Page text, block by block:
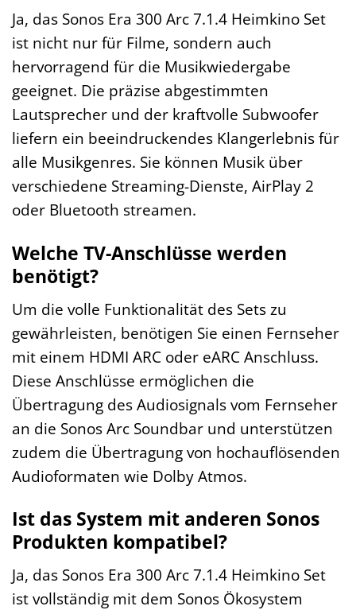
Ja, das Sonos Era 300 Arc 7.1.4 Heimkino Set
ist nicht nur für Filme, sondern auch
hervorragend für die Musikwiedergabe
geeignet. Die präzise abgestimmten
Lautsprecher und der kraftvolle Subwoofer
liefern ein beeindruckendes Klangerlebnis für
alle Musikgenres. Sie können Musik über
verschiedene Streaming-Dienste, AirPlay 2
oder Bluetooth streamen.
Welche TV-Anschlüsse werden
benötigt?
Um die volle Funktionalität des Sets zu
gewährleisten, benötigen Sie einen Fernseher
mit einem HDMI ARC oder eARC Anschluss.
Diese Anschlüsse ermöglichen die
Übertragung des Audiosignals vom Fernseher
an die Sonos Arc Soundbar und unterstützen
zudem die Übertragung von hochauflösenden
Audioformaten wie Dolby Atmos.
Ist das System mit anderen Sonos
Produkten kompatibel?
Ja, das Sonos Era 300 Arc 7.1.4 Heimkino Set
ist vollständig mit dem Sonos Ökosystem